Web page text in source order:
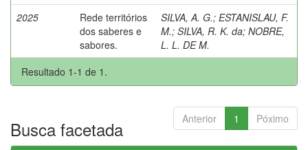
2025
Rede territórios
dos saberes e
sabores.
SILVA, A. G.; ESTANISLAU, F.
M.; SILVA, R. K. da; NOBRE,
L. L. DE M.
Resultado 1-1 de 1.
Anterior 1 Póximo
Busca facetada